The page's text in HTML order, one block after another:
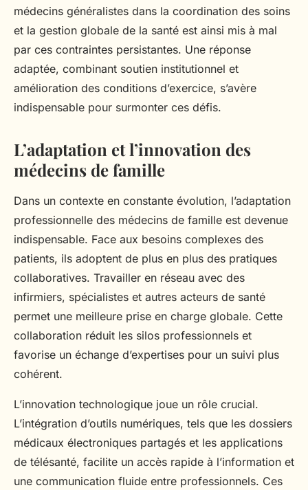
médecins généralistes dans la coordination des soins
et la gestion globale de la santé est ainsi mis à mal
par ces contraintes persistantes. Une réponse
adaptée, combinant soutien institutionnel et
amélioration des conditions d’exercice, s’avère
indispensable pour surmonter ces défis.
L’adaptation et l’innovation des
médecins de famille
Dans un contexte en constante évolution, l’adaptation
professionnelle des médecins de famille est devenue
indispensable. Face aux besoins complexes des
patients, ils adoptent de plus en plus des pratiques
collaboratives. Travailler en réseau avec des
infirmiers, spécialistes et autres acteurs de santé
permet une meilleure prise en charge globale. Cette
collaboration réduit les silos professionnels et
favorise un échange d’expertises pour un suivi plus
cohérent.
L’innovation technologique joue un rôle crucial.
L’intégration d’outils numériques, tels que les dossiers
médicaux électroniques partagés et les applications
de télésanté, facilite un accès rapide à l’information et
une communication fluide entre professionnels. Ces